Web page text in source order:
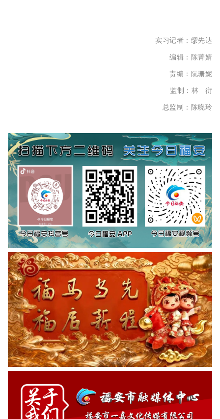
实习记者：缪先达
编辑： 陈菁婧
责编：阮珊妮
监制：林 衍
总监制：陈晓玲